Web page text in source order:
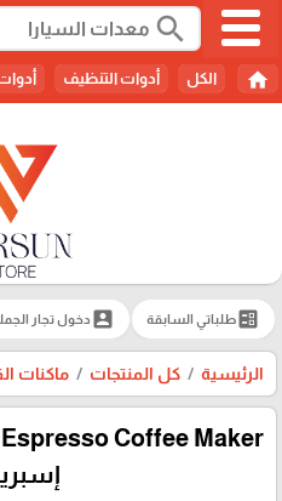
search
home الكل أدوات التنظيف
ballotطلباتي السابقة account_box دخول تجار
الرئيسية كل المنتجات ماكنات